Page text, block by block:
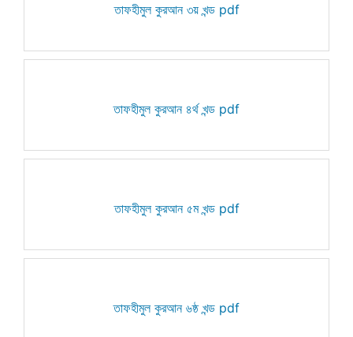
তাফহীমুল কুরআন ৩য় খন্ড pdf
তাফহীমুল কুরআন ৪র্থ খন্ড pdf
তাফহীমুল কুরআন ৫ম খন্ড pdf
তাফহীমুল কুরআন ৬ষ্ঠ খন্ড pdf